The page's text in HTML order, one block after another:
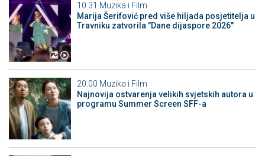
10:31 Muzika i Film
Marija Šerifović pred više hiljada posjetitelja u
Travniku zatvorila "Dane dijaspore 2026"
20:00 Muzika i Film
Najnovija ostvarenja velikih svjetskih autora u
programu Summer Screen SFF-a